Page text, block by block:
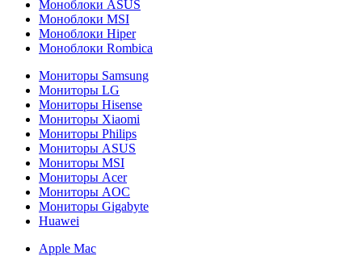
Моноблоки ASUS
Моноблоки MSI
Моноблоки Hiper
Моноблоки Rombica
Мониторы Samsung
Мониторы LG
Мониторы Hisense
Мониторы Xiaomi
Мониторы Philips
Мониторы ASUS
Мониторы MSI
Мониторы Acer
Мониторы AOC
Мониторы Gigabyte
Huawei
Apple Mac